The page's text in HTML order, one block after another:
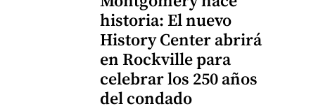
historia: El nuevo
History Center abrirá
en Rockville para
celebrar los 250 años
del condado